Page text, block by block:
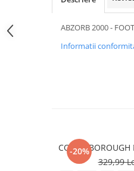
ABZORB 2000 -
Informatii
-20%
COURT
329,99